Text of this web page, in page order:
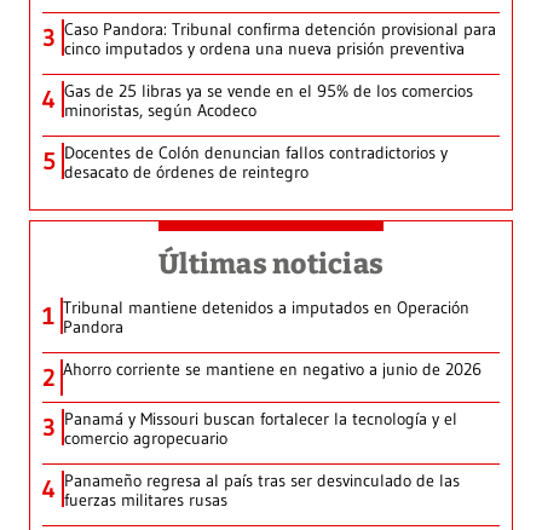
3 Caso Pandora: Tribunal confirma detención provisional para
cinco imputados y ordena una nueva prisión preventiva
4 Gas de 25 libras ya se vende en el 95% de los comercios
minoristas, según Acodeco
5 Docentes de Colón denuncian fallos contradictorios y
desacato de órdenes de reintegro
Últimas noticias
1 Tribunal mantiene detenidos a imputados en Operación
Pandora
2 Ahorro corriente se mantiene en negativo a junio de 2026
3 Panamá y Missouri buscan fortalecer la tecnología y el
comercio agropecuario
4 Panameño regresa al país tras ser desvinculado de las
fuerzas militares rusas